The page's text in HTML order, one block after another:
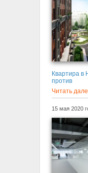
Квартира в
против
Читать
15 мая 2020